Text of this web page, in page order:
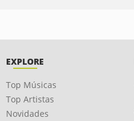
EXPLORE
Top Músicas
Top Artistas
Novidades